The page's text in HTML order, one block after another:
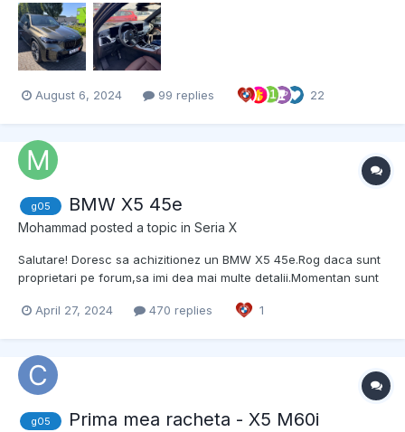
familia s-a marit. Desi initial imi doream tare mult noul Porsche
Cayenne, dupa o vizita la Stuttgart...
August 6, 2024 99 replies 22
g05 BMW X5 45e
Mohammad posted a topic in Seria X
Salutare! Doresc sa achizitionez un BMW X5 45e.Rog daca sunt
proprietari pe forum,sa imi dea mai multe detalii.Momentan sunt
fiabilitate baterie -se merita daca folosesc masina doar in oras
April 27, 2024 470 replies 1
g05 Prima mea racheta - X5 M60i